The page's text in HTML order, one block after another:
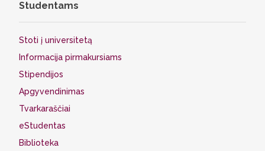
Studentams
Stoti į universitetą
Informacija pirmakursiams
Stipendijos
Apgyvendinimas
Tvarkaraščiai
eStudentas
Biblioteka